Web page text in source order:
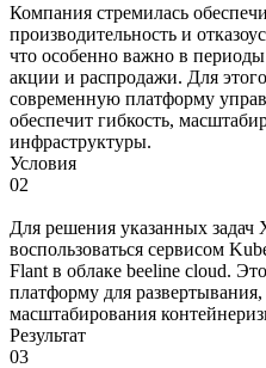
Компания стремилась
производительность и
что особенно важно в
акции и распродажи. Для
современную платформу
обеспечит гибкость,
инфраструктуры.
Условия
02
Для решения указанных
воспользоваться сервисом
Flant в облаке beeline cloud.
платформу для
масштабирования
Результат
03